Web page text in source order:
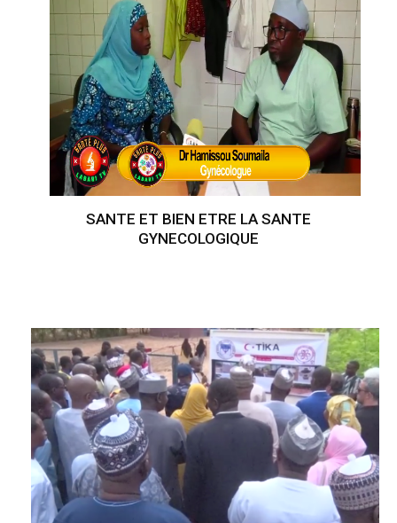
SANTE ET BIEN ETRE LA SANTE
GYNECOLOGIQUE